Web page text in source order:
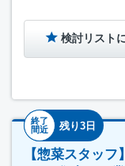
検討リスト
終了
間近
残り3日
【惣菜スタッ